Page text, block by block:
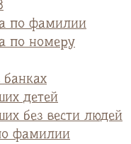
по фамилии
по номеру
банках
детей
без вести людей
фамилии